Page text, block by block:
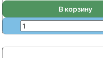
В корзину